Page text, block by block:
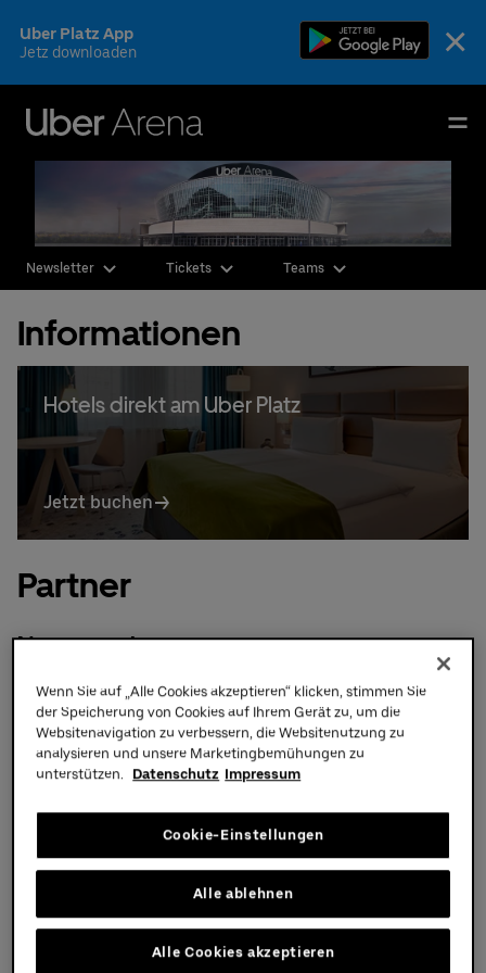
to
content
Tickets
×
Uber Platz App
Jetz downloaden
English
Events & Tickets
Fotos & Videos
Ihr Besuch
Die Arena
CSR & Nachhaltigkeit
Partner
Newsletter Tickets Teams
Informationen
am Uber Platz
Partner
Namensgeber
Uber ->
Arenapartner
Wenn Sie auf „Alle Cookies akzeptieren“ klicken, stimmen Sie
der Speicherung von Cookies auf Ihrem Gerät zu, um die
Websitenavigation zu verbessern, die Websitenutzung zu
analysieren und unsere Marketingbemühungen zu
unterstützen.
Datenschutz Impressum
Cookie-Einstellungen
Alle ablehnen
Alle Cookies akzeptieren